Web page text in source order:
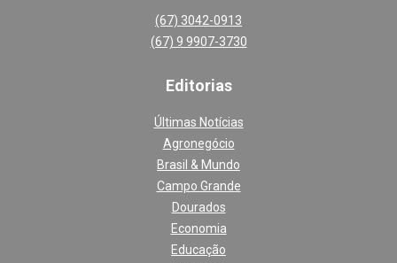
(67) 3042-0913
(67) 9 9907-3730
Editorias
Últimas Notícias
Agronegócio
Brasil & Mundo
Campo Grande
Dourados
Economia
Educação